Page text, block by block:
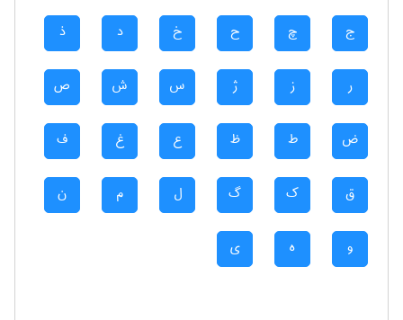
ج چ ح خ د ذ
ر ز ژ س ش ص
ض ط ظ ع غ ف
ق ک گ ل م ن
و ه ی